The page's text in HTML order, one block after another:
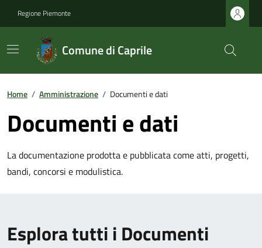
Regione Piemonte
Comune di Caprile
Home / Amministrazione / Documenti e dati
Documenti e dati
La documentazione prodotta e pubblicata come atti, progetti,
bandi, concorsi e modulistica.
Esplora tutti i Documenti